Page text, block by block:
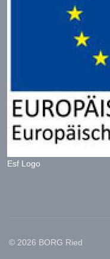
Esf Logo
© 2026 BORG Ried